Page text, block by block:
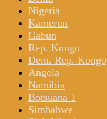
Nigeria
Kamerun
Gabun
Rep. Kongo
Dem. Rep. Kongo
Angola
Namibia
Botsuana 1
Simbabwe